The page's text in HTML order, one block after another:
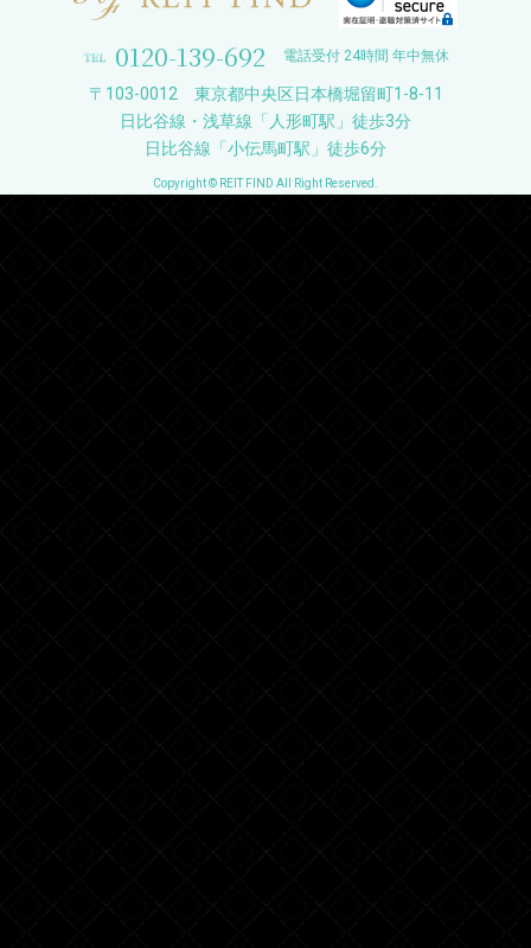
0120-139-692 電話受付 24時間 年中無休
〒103-0012 東京都中央区日本橋堀留町1-8-11
日比谷線・浅草線「人形町駅」徒歩3分
日比谷線「小伝馬町駅」徒歩6分
Copyright © REIT FIND All Right Reserved.